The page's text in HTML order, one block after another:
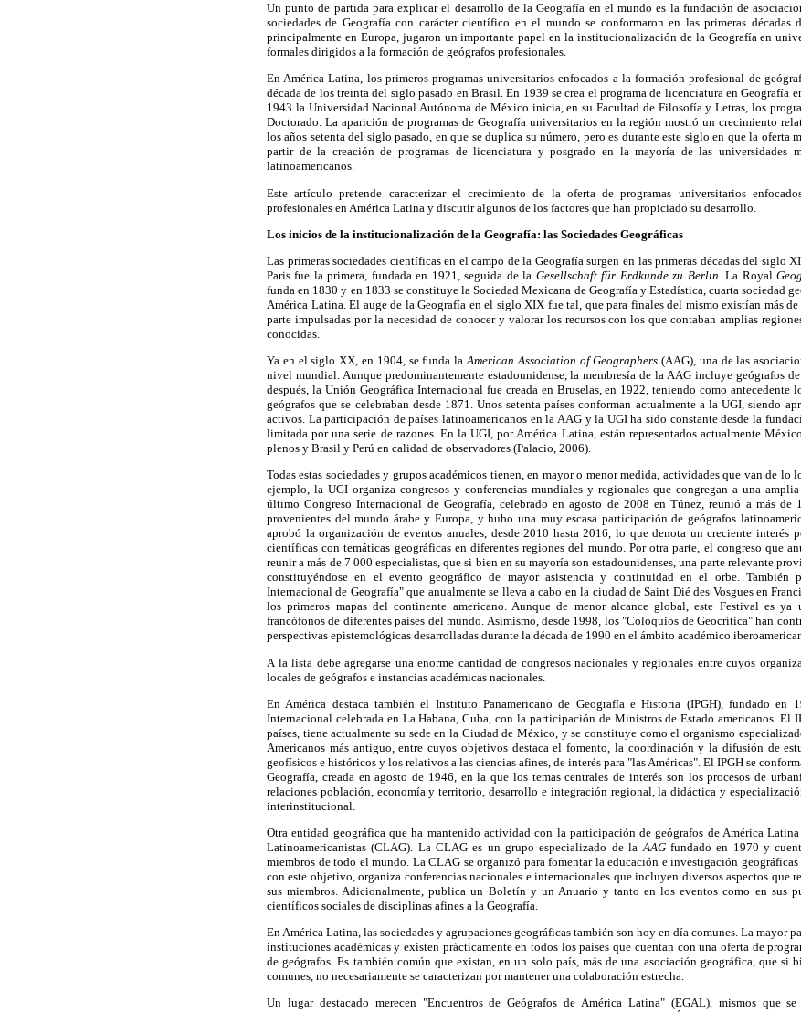
Un punto de partida para explicar el desarrollo de la Geografía en el mundo es la fundación de
sociedades de Geografía con carácter científico en el mundo se conformaron en las primeras décadas
principalmente en Europa, jugaron un importante papel en la institucionalización de la Geografía en
formales dirigidos a la formación de geógrafos profesionales.
En América Latina, los primeros programas universitarios enfocados a la formación profesional de
década de los treinta del siglo pasado en Brasil. En 1939 se crea el programa de licenciatura en Geografía
1943 la Universidad Nacional Autónoma de México inicia, en su Facultad de Filosofía y Letras, los
Doctorado. La aparición de programas de Geografía universitarios en la región mostró un crecimiento
los años setenta del siglo pasado, en que se duplica su número, pero es durante este siglo en que la oferta
partir de la creación de programas de licenciatura y posgrado en la mayoría de las universidades
latinoamericanos.
Este artículo pretende caracterizar el crecimiento de la oferta de programas universitarios
profesionales en América Latina y discutir algunos de los factores que han propiciado su desarrollo.
Los inicios de la institucionalización de la Geografía: las Sociedades Geográficas
Las primeras sociedades científicas en el campo de la Geografía surgen en las primeras décadas del siglo
Paris fue la primera, fundada en 1921, seguida de la Gesellschaft für Erdkunde zu Berlin . La Royal
funda en 1830 y en 1833 se constituye la Sociedad Mexicana de Geografía y Estadística, cuarta sociedad
América Latina. El auge de la Geografía en el siglo XIX fue tal, que para finales del mismo existían más
parte impulsadas por la necesidad de conocer y valorar los recursos con los que contaban amplias
conocidas.
Ya en el siglo XX, en 1904, se funda laAmerican Association of Geographers (AAG), una de las
nivel mundial. Aunque predominantemente estadounidense, la membresía de la AAG incluye geógrafos
después, la Unión Geográfica Internacional fue creada en Bruselas, en 1922, teniendo como antecedente
geógrafos que se celebraban desde 1871. Unos setenta países conforman actualmente a la UGI, siendo
activos. La participación de países latinoamericanos en la AAG y la UGI ha sido constante desde la
limitada por una serie de razones. En la UGI, por América Latina, están representados actualmente
plenos y Brasil y Perú en calidad de observadores (Palacio, 2006).
Todas estas sociedades y grupos académicos tienen, en mayor o menor medida, actividades que van de
ejemplo, la UGI organiza congresos y conferencias mundiales y regionales que congregan a una
último Congreso Internacional de Geografía, celebrado en agosto de 2008 en Túnez, reunió a más de
provenientes del mundo árabe y Europa, y hubo una muy escasa participación de geógrafos
aprobó la organización de eventos anuales, desde 2010 hasta 2016, lo que denota un creciente interés
científicas con temáticas geográficas en diferentes regiones del mundo. Por otra parte, el congreso que
reunir a más de 7 000 especialistas, que si bien en su mayoría son estadounidenses, una parte relevante
constituyéndose en el evento geográfico de mayor asistencia y continuidad en el orbe. También
Internacional de Geografía" que anualmente se lleva a cabo en la ciudad de Saint Dié des Vosgues en
los primeros mapas del continente americano. Aunque de menor alcance global, este Festival es ya
francófonos de diferentes países del mundo. Asimismo, desde 1998, los "Coloquios de Geocrítica" han
perspectivas epistemológicas desarrolladas durante la década de 1990 en el ámbito académico
A la lista debe agregarse una enorme cantidad de congresos nacionales y regionales entre cuyos
locales de geógrafos e instancias académicas nacionales.
En América destaca también el Instituto Panamericano de Geografía e Historia (IPGH), fundado en
Internacional celebrada en La Habana, Cuba, con la participación de Ministros de Estado americanos. El
países, tiene actualmente su sede en la Ciudad de México, y se constituye como el organismo
Americanos más antiguo, entre cuyos objetivos destaca el fomento, la coordinación y la difusión de
geofísicos e históricos y los relativos a las ciencias afines, de interés para "las Américas". El IPGH se
Geografía, creada en agosto de 1946, en la que los temas centrales de interés son los procesos de
relaciones población, economía y territorio, desarrollo e integración regional, la didáctica y
interinstitucional.
Otra entidad geográfica que ha mantenido actividad con la participación de geógrafos de América
Latinoamericanistas (CLAG). La CLAG es un grupo especializado de la AAGfundado en 1970 y
miembros de todo el mundo. La CLAG se organizó para fomentar la educación e investigación
con este objetivo, organiza conferencias nacionales e internacionales que incluyen diversos aspectos que
sus miembros. Adicionalmente, publica un Boletín y un Anuario y tanto en los eventos como en sus
científicos sociales de disciplinas afines a la Geografía.
En América Latina, las sociedades y agrupaciones geográficas también son hoy en día comunes. La mayor
instituciones académicas y existen prácticamente en todos los países que cuentan con una oferta de
de geógrafos. Es también común que existan, en un solo país, más de una asociación geográfica, que si
comunes, no necesariamente se caracterizan por mantener una colaboración estrecha.
Un lugar destacado merecen "Encuentros de Geógrafos de América Latina" (EGAL), mismos que